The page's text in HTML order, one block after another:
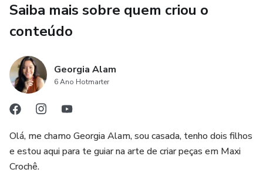
Saiba mais sobre quem criou o
conteúdo
Georgia Alam
6 Ano Hotmarter
Olá, me chamo Georgia Alam, sou casada, tenho dois filhos
e estou aqui para te guiar na arte de criar peças em Maxi
Crochê.